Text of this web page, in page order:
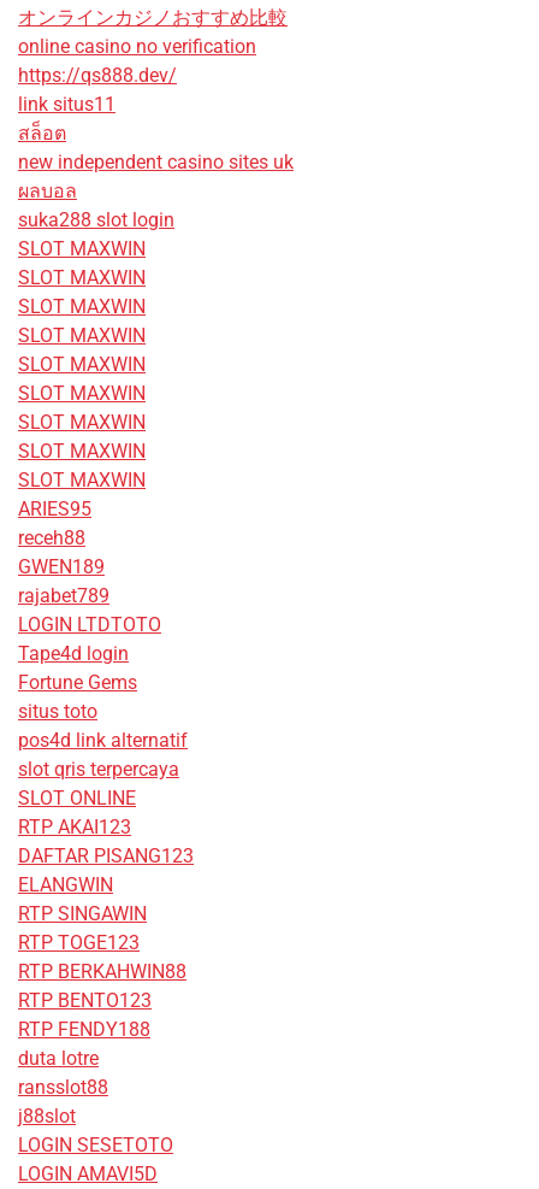
オンラインカジノおすすめ比較
online casino no verification
https://qs888.dev/
link situs11
สล็อต
new independent casino sites uk
ผลบอล
suka288 slot login
SLOT MAXWIN
SLOT MAXWIN
SLOT MAXWIN
SLOT MAXWIN
SLOT MAXWIN
SLOT MAXWIN
SLOT MAXWIN
SLOT MAXWIN
SLOT MAXWIN
ARIES95
receh88
GWEN189
rajabet789
LOGIN LTDTOTO
Tape4d login
Fortune Gems
situs toto
pos4d link alternatif
slot qris terpercaya
SLOT ONLINE
RTP AKAI123
DAFTAR PISANG123
ELANGWIN
RTP SINGAWIN
RTP TOGE123
RTP BERKAHWIN88
RTP BENTO123
RTP FENDY188
duta lotre
ransslot88
j88slot
LOGIN SESETOTO
LOGIN AMAVI5D